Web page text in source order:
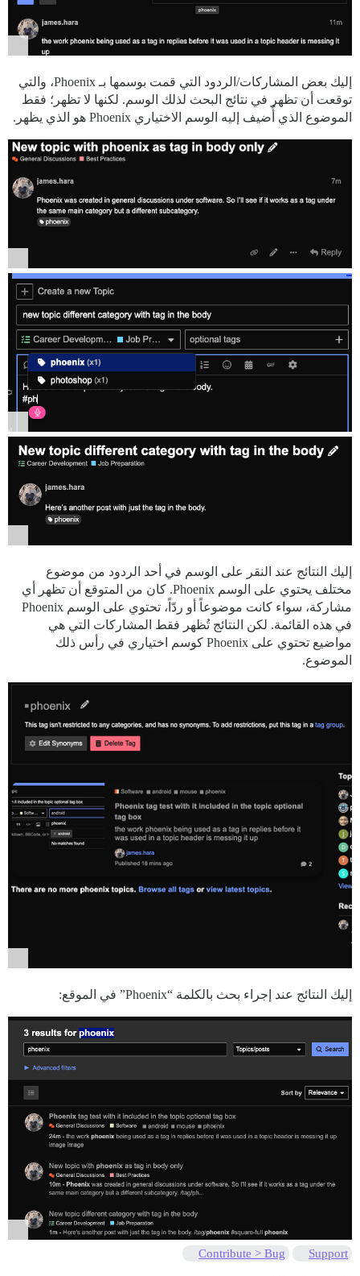
إليك بعض المشاركات/الردود التي قمت بوسمها بـ Phoenix، والتي
توقعت أن تظهر في نتائج البحث لذلك الوسم. لكنها لا تظهر؛ فقط
الموضوع الذي أُضيف إليه الوسم الاختياري Phoenix هو الذي يظهر.
إليك النتائج عند النقر على الوسم في أحد الردود من موضوع
مختلف يحتوي على الوسم Phoenix. كان من المتوقع أن تظهر أي
مشاركة، سواء كانت موضوعاً أو ردّاً، تحتوي على الوسم Phoenix
في هذه القائمة. لكن النتائج تُظهر فقط المشاركات التي هي
مواضيع تحتوي على Phoenix كوسم اختياري في رأس ذلك
الموضوع.
إليك النتائج عند إجراء بحث بالكلمة “Phoenix” في الموقع:
Support
Contribute > Bug